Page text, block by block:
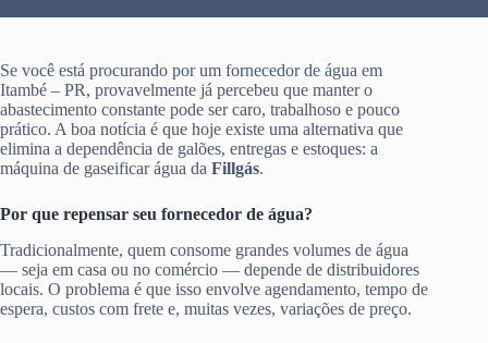
Se você está procurando por um fornecedor de água em
Itambé – PR, provavelmente já percebeu que manter o
abastecimento constante pode ser caro, trabalhoso e pouco
prático. A boa notícia é que hoje existe uma alternativa que
elimina a dependência de galões, entregas e estoques: a
máquina de gaseificar água da Fillgás.
Por que repensar seu fornecedor de água?
Tradicionalmente, quem consome grandes volumes de água
— seja em casa ou no comércio — depende de distribuidores
locais. O problema é que isso envolve agendamento, tempo de
espera, custos com frete e, muitas vezes, variações de preço.